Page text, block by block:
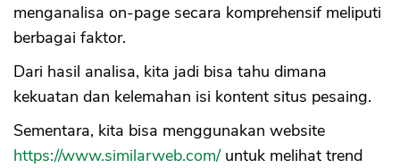
menganalisa on-page secara komprehensif meliputi
berbagai faktor.
Dari hasil analisa, kita jadi bisa tahu dimana
kekuatan dan kelemahan isi kontent situs pesaing.
Sementara, kita bisa menggunakan website
https://www.similarweb.com/untuk melihat trend